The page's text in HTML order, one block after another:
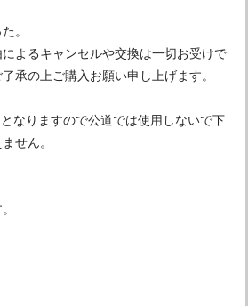
。
よるキャンセルや交換は一切お受けで
承の上ご購入お願い申し上げます。
なりますので公道では使用しないで下
せん。